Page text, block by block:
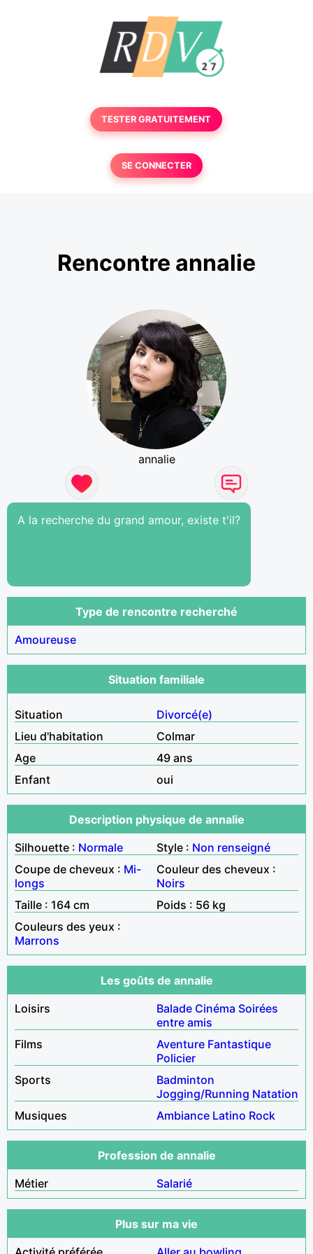
TESTER GRATUITEMENT
SE CONNECTER
Rencontre annalie
annalie
A la recherche du grand amour, existe t'il?
Type de rencontre recherché
Amoureuse
Situation familiale
Situation
Divorcé(e)
Lieu d'habitation
Colmar
Age
49 ans
Enfant
oui
Description physique de annalie
Silhouette : Normale Style : Non renseigné
Coupe de cheveux : Mi-
longs
Couleur des cheveux :
Noirs
Taille : 164 cm
Poids : 56 kg
Couleurs des yeux :
Marrons
Les goûts de annalie
Loisirs
Balade Cinéma Soirées
entre amis
Films
Aventure Fantastique
Policier
Sports
Badminton
Jogging/Running Natation
Musiques
Ambiance Latino Rock
Profession de annalie
Métier
Salarié
Plus sur ma vie